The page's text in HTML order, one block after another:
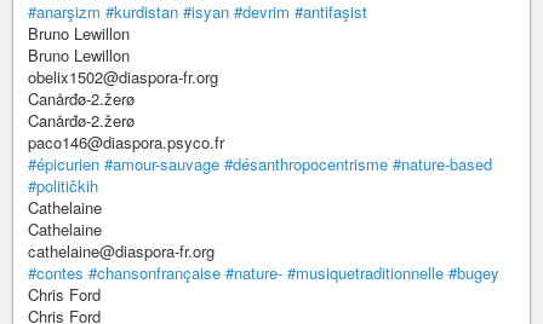
#anarşizm #kurdistan #isyan #devrim #antifaşist
Bruno Lewillon
Bruno Lewillon
obelix1502@diaspora-fr.org
Canårđø-2.žerø
Canårđø-2.žerø
paco146@diaspora.psyco.fr
#épicurien #amour-sauvage #désanthropocentrisme #nature-based
#političkih
Cathelaine
Cathelaine
cathelaine@diaspora-fr.org
#contes #chansonfrançaise #nature- #musiquetraditionnelle #bugey
Chris Ford
Chris Ford